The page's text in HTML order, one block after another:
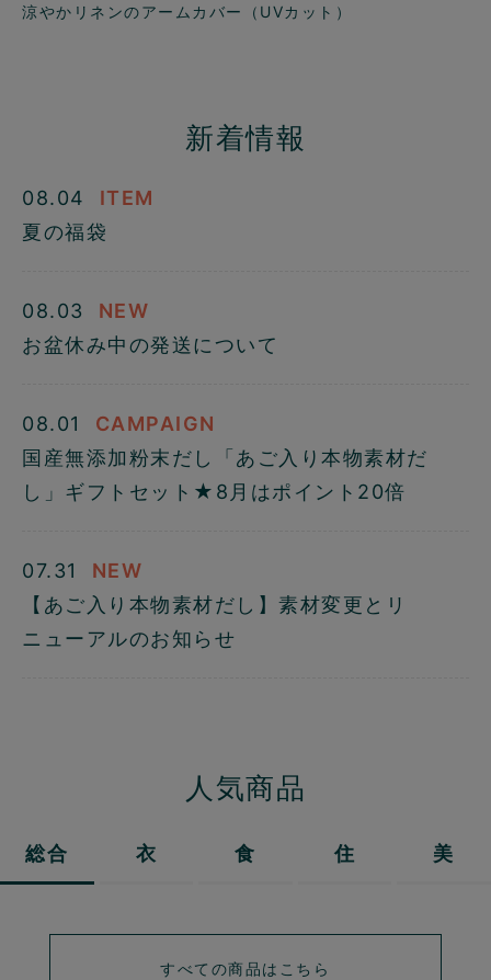
涼やかリネンのアームカバー（UVカット）
新着情報
08.04 ITEM
夏の福袋
08.03 NEW
お盆休み中の発送について
08.01 CAMPAIGN
国産無添加粉末だし「あご入り本物素材だ
し」ギフトセット★8月はポイント20倍
07.31 NEW
【あご入り本物素材だし】素材変更とリ
ニューアルのお知らせ
人気商品
総合
すべての商品はこちら
衣 食 住 美